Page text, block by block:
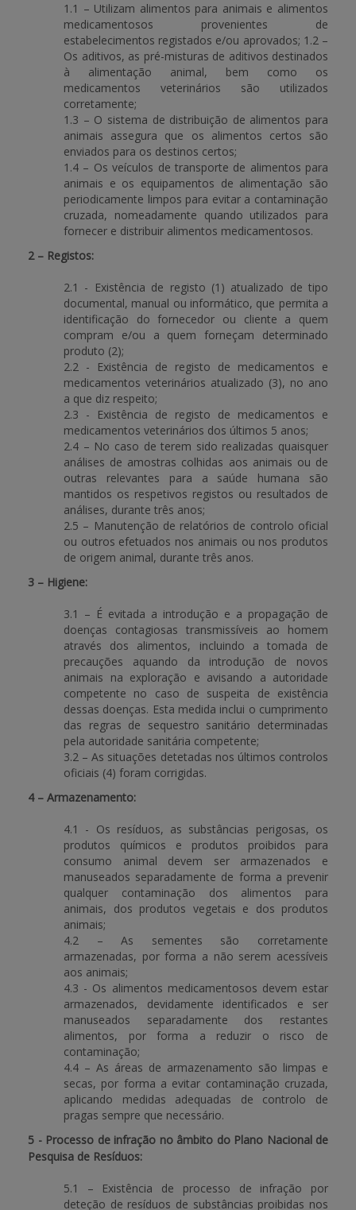
1.1 – Utilizam alimentos para animais e alimentos
medicamentosos provenientes de
estabelecimentos registados e/ou aprovados; 1.2 –
Os aditivos, as pré-misturas de aditivos destinados
à alimentação animal, bem como os
medicamentos veterinários são utilizados
corretamente;
1.3 – O sistema de distribuição de alimentos para
animais assegura que os alimentos certos são
enviados para os destinos certos;
1.4 – Os veículos de transporte de alimentos para
animais e os equipamentos de alimentação são
periodicamente limpos para evitar a contaminação
cruzada, nomeadamente quando utilizados para
fornecer e distribuir alimentos medicamentosos.
2 – Registos:
2.1 - Existência de registo (1) atualizado de tipo
documental, manual ou informático, que permita a
identificação do fornecedor ou cliente a quem
compram e/ou a quem forneçam determinado
produto (2);
2.2 - Existência de registo de medicamentos e
medicamentos veterinários atualizado (3), no ano
a que diz respeito;
2.3 - Existência de registo de medicamentos e
medicamentos veterinários dos últimos 5 anos;
2.4 – No caso de terem sido realizadas quaisquer
análises de amostras colhidas aos animais ou de
outras relevantes para a saúde humana são
mantidos os respetivos registos ou resultados de
análises, durante três anos;
2.5 – Manutenção de relatórios de controlo oficial
ou outros efetuados nos animais ou nos produtos
de origem animal, durante três anos.
3 – Higiene:
3.1 – É evitada a introdução e a propagação de
doenças contagiosas transmissíveis ao homem
através dos alimentos, incluindo a tomada de
precauções aquando da introdução de novos
animais na exploração e avisando a autoridade
competente no caso de suspeita de existência
dessas doenças. Esta medida inclui o cumprimento
das regras de sequestro sanitário determinadas
pela autoridade sanitária competente;
3.2 – As situações detetadas nos últimos controlos
oficiais (4) foram corrigidas.
4 – Armazenamento:
4.1 - Os resíduos, as substâncias perigosas, os
produtos químicos e produtos proibidos para
consumo animal devem ser armazenados e
manuseados separadamente de forma a prevenir
qualquer contaminação dos alimentos para
animais, dos produtos vegetais e dos produtos
animais;
4.2 – As sementes são corretamente
armazenadas, por forma a não serem acessíveis
aos animais;
4.3 - Os alimentos medicamentosos devem estar
armazenados, devidamente identificados e ser
manuseados separadamente dos restantes
alimentos, por forma a reduzir o risco de
contaminação;
4.4 – As áreas de armazenamento são limpas e
secas, por forma a evitar contaminação cruzada,
aplicando medidas adequadas de controlo de
pragas sempre que necessário.
5 - Processo de infração no âmbito do Plano Nacional de
Pesquisa de Resíduos:
5.1 – Existência de processo de infração por
deteção de resíduos de substâncias proibidas nos